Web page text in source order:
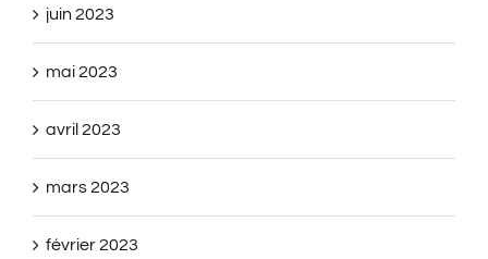
juin 2023
mai 2023
avril 2023
mars 2023
février 2023